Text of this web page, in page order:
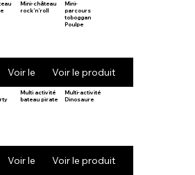
Mini-château
rock’n’roll
Voir le produit
Mini-
parcours
toboggan
Poulpe
Voir le produit
Multi activité
bateau pirate
Voir le produit
Multi-activité
Dinosaure
Voir le produit